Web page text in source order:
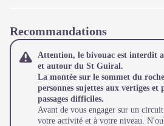
Recommandations
Attention, le bivouac est interdit
et autour du St Guiral.
La montée sur le sommet du
personnes sujettes aux vertiges et
passages difficiles.
Avant de vous engager sur un
votre activité et à votre niveau.